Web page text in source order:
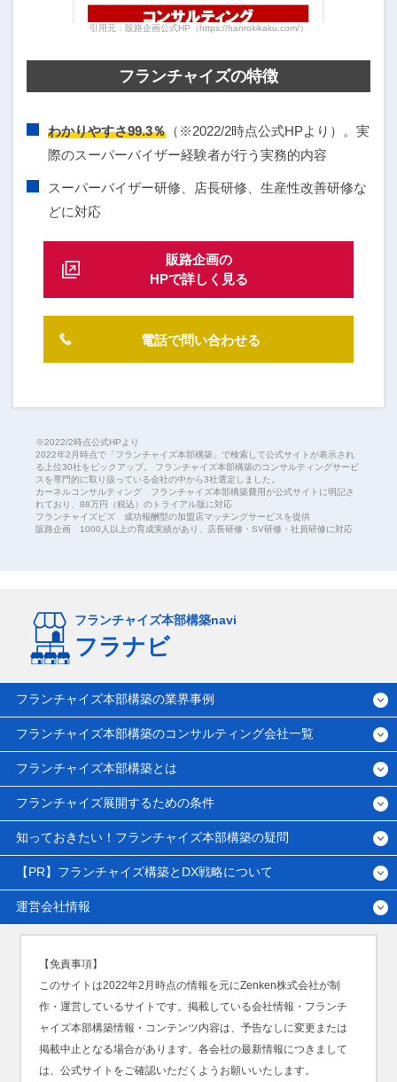
引用元：販路企画公式HP（https://hanrokikaku.com/）
フランチャイズの特徴
わかりやすさ99.3％ （※2022/2時点公式HPより）。実
際のスーパーバイザー経験者が行う実務的内容
スーパーバイザー研修、店長研修、生産性改善研修な
どに対応
販路企画の
HPで詳しく見る
電話で問い合わせる
※2022/2時点公式HPより
2022年2月時点で「フランチャイズ本部構築」で検索して公式サイトが表示され
る上位30社をピックアップ。 フランチャイズ本部構築のコンサルティングサービ
スを専門的に取り扱っている会社の中から3社選定しました。
カーネルコンサルティング フランチャイズ本部構築費用が公式サイトに明記さ
れており、88万円（税込）のトライアル版に対応
フランチャイズビズ 成功報酬型の加盟店マッチングサービスを提供
販路企画 1000人以上の育成実績があり、店長研修・SV研修・社員研修に対応
フランチャイズ本部構築navi
フラナビ
フランチャイズ本部構築の業界事例
フランチャイズ本部構築のコンサルティング会社一覧
フランチャイズ本部構築とは
フランチャイズ展開するための条件
知っておきたい！フランチャイズ本部構築の疑問
【PR】フランチャイズ構築とDX戦略について
運営会社情報
【免責事項】
このサイトは2022年2月時点の情報を元にZenken株式会社が制
作・運営しているサイトです。掲載している会社情報・フランチ
ャイズ本部構築情報・コンテンツ内容は、予告なしに変更または
掲載中止となる場合があります。各会社の最新情報につきまして
は、公式サイトをご確認いただくようお願いいたします。